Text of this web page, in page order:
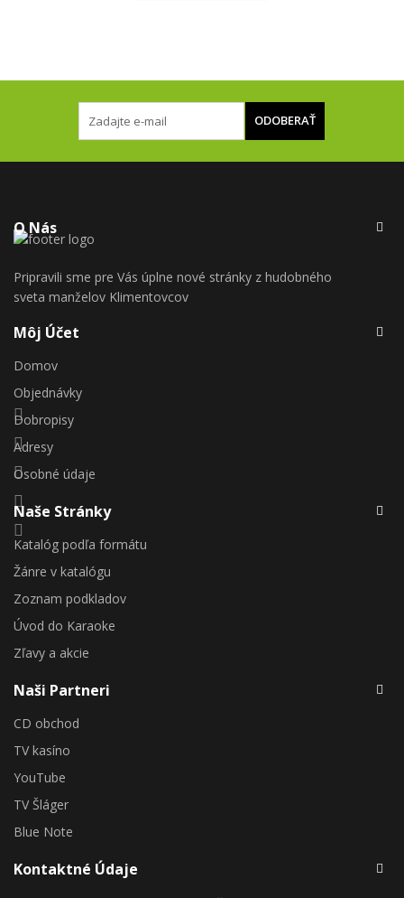
O Nás
Pripravili sme pre Vás úplne nové stránky z hudobného
sveta manželov Klimentovcov
Môj Účet
Domov
Objednávky
Dobropisy
Adresy
Osobné údaje
Naše Stránky
Katalóg podľa formátu
Žánre v katalógu
Zoznam podkladov
Úvod do Karaoke
Zľavy a akcie
Naši Partneri
CD obchod
TV kasíno
YouTube
TV Šláger
Blue Note
Kontaktné Údaje
ODOBERAŤ